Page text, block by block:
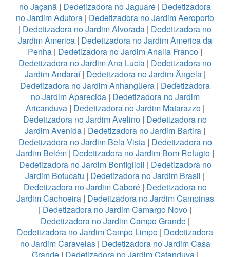
no Jaçanã | Dedetizadora no Jaguaré | Dedetizadora
no Jardim Adutora | Dedetizadora no Jardim Aeroporto
| Dedetizadora no Jardim Alvorada | Dedetizadora no
Jardim America | Dedetizadora no Jardim America da
Penha | Dedetizadora no Jardim Analia Franco |
Dedetizadora no Jardim Ana Lucia | Dedetizadora no
Jardim Andaraí| Dedetizadora no Jardim Ângela|
Dedetizadora no Jardim Anhangüera | Dedetizadora
no Jardim Aparecida| Dedetizadora no Jardim
Aricanduva| Dedetizadora no Jardim Matarazzo|
Dedetizadora no Jardim Avelino | Dedetizadora no
Jardim Avenida | Dedetizadora no Jardim Bartira |
Dedetizadora no Jardim Bela Vista| Dedetizadora no
Jardim Belém| Dedetizadora no Jardim Bom Refugio|
Dedetizadora no Jardim Bonfiglioli | Dedetizadora no
Jardim Botucatu | Dedetizadora no Jardim Brasil |
Dedetizadora no Jardim Caboré| Dedetizadora no
Jardim Cachoeira| Dedetizadora no Jardim Campinas
| Dedetizadora no Jardim Camargo Novo |
Dedetizadora no Jardim Campo Grande|
Dedetizadora no Jardim Campo Limpo | Dedetizadora
no Jardim Caravelas| Dedetizadora no Jardim Casa
Grande| Dedetizadora no Jardim Catanduva|